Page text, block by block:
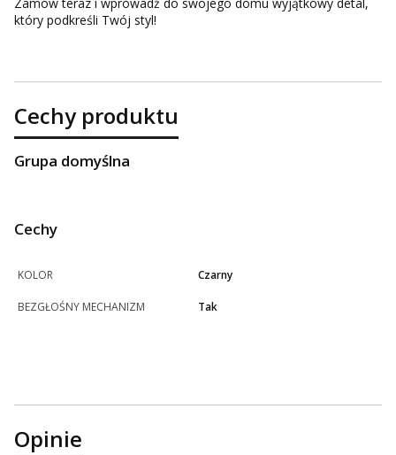
który podkreśli Twój styl!
Cechy produktu
Grupa domyślna
Cechy
KOLOR Czarny
BEZGŁOŚNY MECHANIZM Tak
Opinie